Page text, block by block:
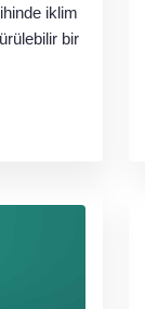
iklim
bir